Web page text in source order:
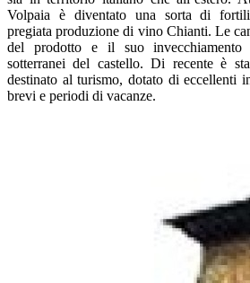
Volpaia è diventato una sorta di
pregiata produzione di vino Chianti. Le
del prodotto e il suo invecchiamento
sotterranei del castello. Di recente è
destinato al turismo, dotato di eccellenti
brevi e periodi di vacanze.